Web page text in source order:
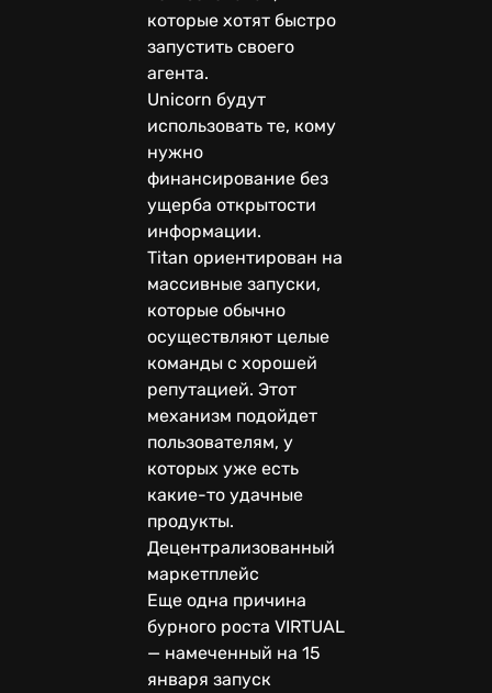
которые хотят быстро
запустить своего
агента.
Unicorn будут
использовать те, кому
нужно
финансирование без
ущерба открытости
информации.
Titan ориентирован на
массивные запуски,
которые обычно
осуществляют целые
команды с хорошей
репутацией. Этот
механизм подойдет
пользователям, у
которых уже есть
какие-то удачные
продукты.
Децентрализованный
маркетплейс
Еще одна причина
бурного роста VIRTUAL
— намеченный на 15
января запуск